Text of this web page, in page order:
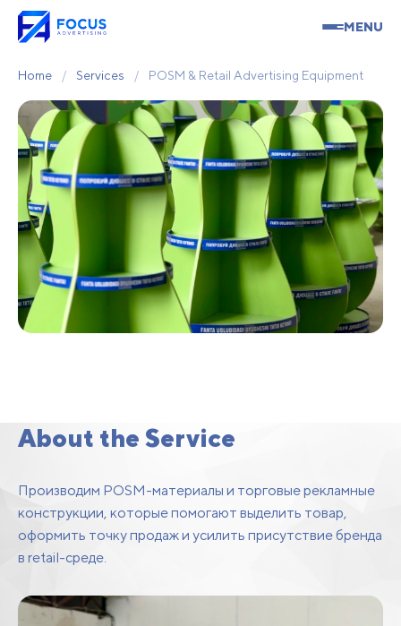
MENU
Home / Services / POSM & Retail Advertising Equipment
About the Service
Производим POSM-материалы и торговые рекламные
конструкции, которые помогают выделить товар,
оформить точку продаж и усилить присутствие бренда
в retail-среде.